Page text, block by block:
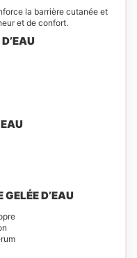
la barrière cutanée et
et de confort.
D’EAU